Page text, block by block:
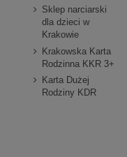
Sklep narciarski
dla dzieci w
Krakowie
Krakowska Karta
Rodzinna KKR 3+
Karta Dużej
Rodziny KDR